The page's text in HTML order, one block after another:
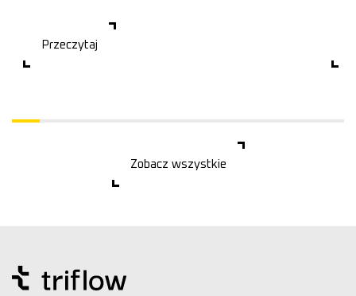
Przeczytaj
Zobacz wszystkie